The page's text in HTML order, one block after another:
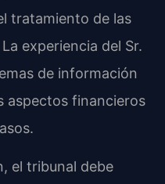
tratamiento de las
experiencia del Sr.
de información
aspectos financieros
el tribunal debe